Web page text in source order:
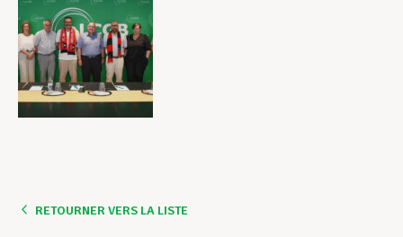
RETOURNER VERS LA LISTE